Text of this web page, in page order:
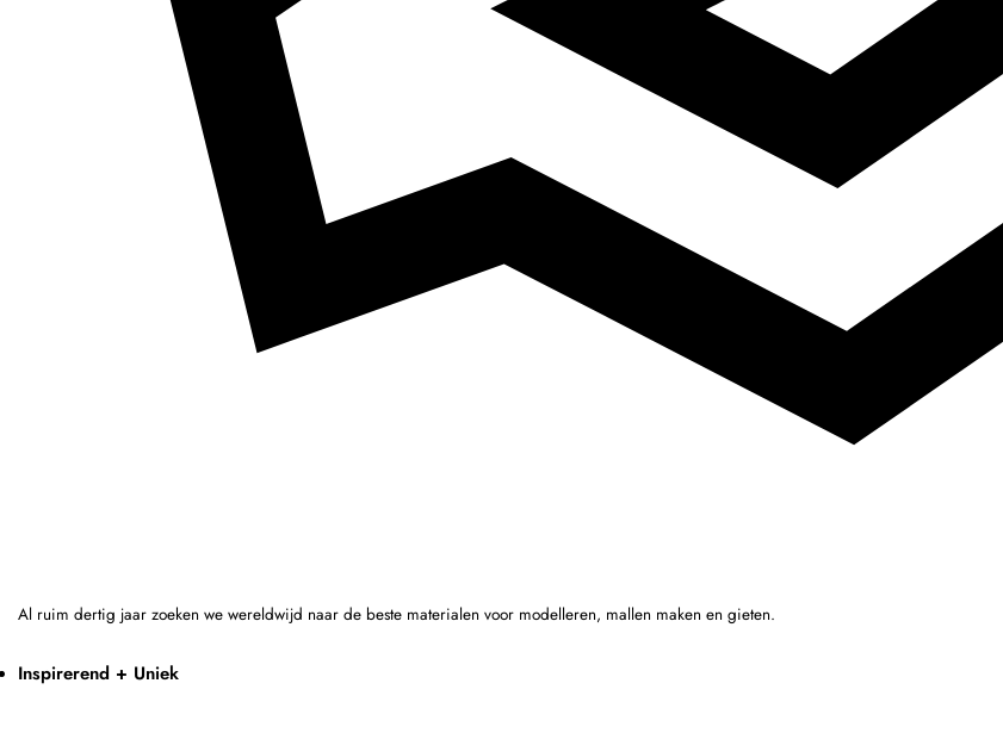
Al ruim dertig jaar zoeken we wereldwijd naar de beste materialen voor modelleren, mallen maken en gieten.
Inspirerend + Uniek